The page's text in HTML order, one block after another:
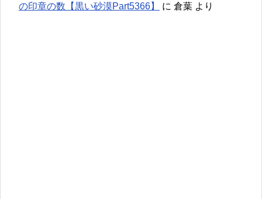
の印章の数【黒い砂漠Part5366】
に 倉葉 より